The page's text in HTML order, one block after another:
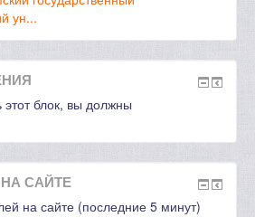
ун...
этот блок, вы должны
САЙТЕ
на сайте (последние 5 минут)